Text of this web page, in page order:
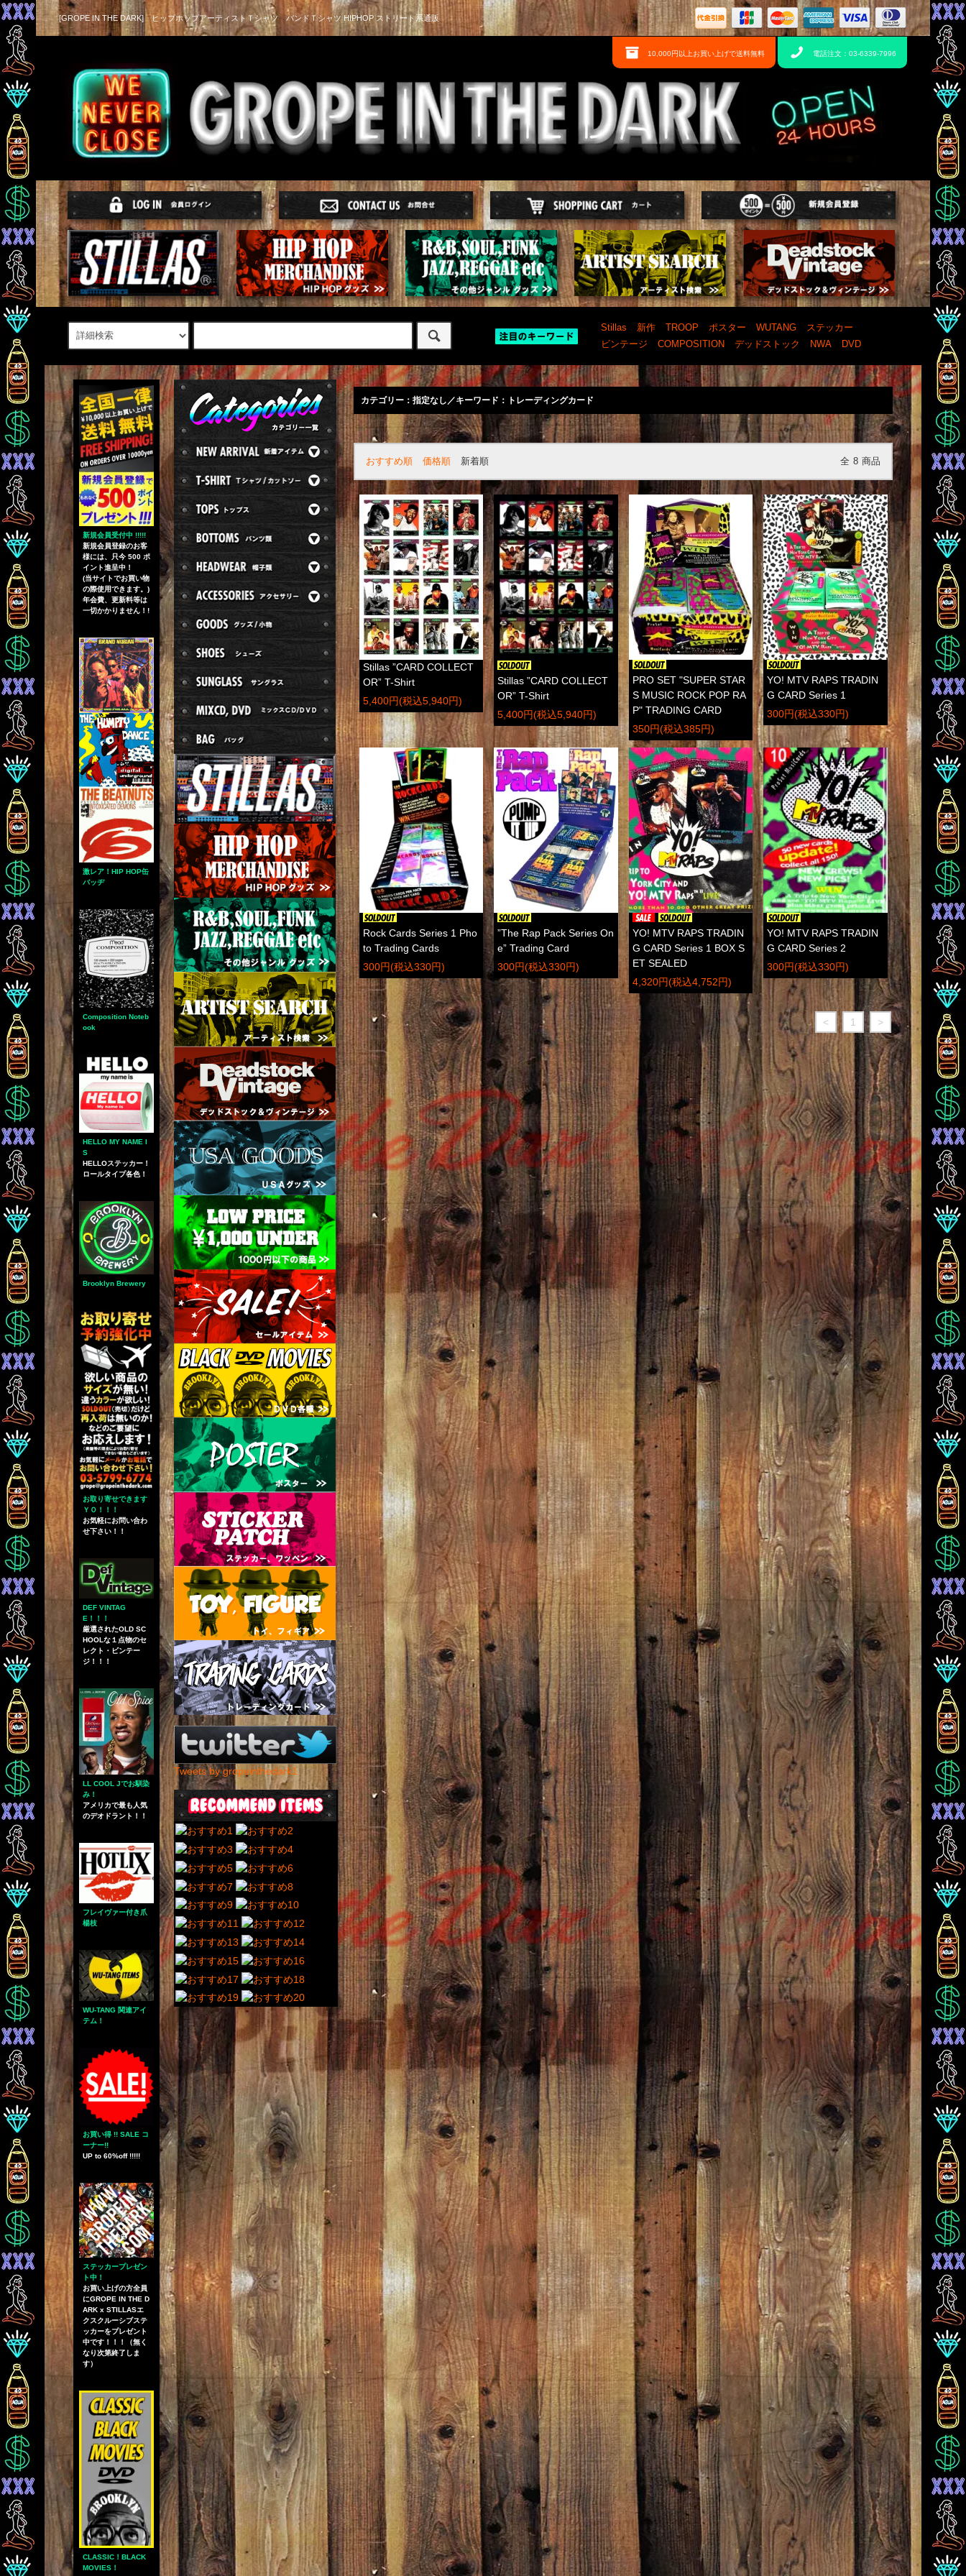
[GROPE IN THE DARK] ヒップホップアーティストＴシャツ バンドＴシャツ HIPHOP ストリート系通販
10,000円以上お買い上げで送料無料 電話注文：03-6339-7996
Stillas 新作 TROOP ポスター WUTANG
ステッカー
ビンテージ
COMPOSITION デッドストック NWA DVD
新規会員受付中 !!!!!
新規会員登録のお客
様には、只今 500 ポ
イント進呈中！
(当サイトでお買い物
の際使用できます。)
年会費、更新料等は
一切かかりません！!
激レア！HIP HOP缶
バッヂ
Composition Noteb
ook
HELLO MY NAME I
S
HELLOステッカー！
ロールタイプ各色！
Brooklyn Brewery
お取り寄せできます
ＹＯ！！！
お気軽にお問い合わ
せ下さい！！
DEF VINTAG
E！！！
厳選されたOLD SC
HOOLな１点物のセ
レクト・ビンテー
ジ！！！
LL COOL Jでお馴染
み！
アメリカで最も人気
のデオドラント！！
フレイヴァー付き爪
楊枝
WU-TANG 関連アイ
テム！
お買い得 !! SALE コ
ーナー!!
UP to 60%off !!!!!
ステッカープレゼン
ト中！
お買い上げの方全員
にGROPE IN THE D
ARK x STILLASエ
クスクルーシブステ
ッカーをプレゼント
中です！！！（無く
なり次第終了しま
す）
CLASSIC！BLACK
MOVIES！
カテゴリー：指定なし／キーワード：トレーディングカード
おすすめ順 価格順 新着順 全 8 商品
Stillas ”CARD COLLECT
OR” T-Shirt
5,400円(税込5,940円)
Stillas ”CARD COLLECT
OR” T-Shirt
5,400円(税込5,940円)
PRO SET "SUPER STAR
S MUSIC ROCK POP RA
P" TRADING CARD
350円(税込385円)
YO! MTV RAPS TRADIN
G CARD Series 1
300円(税込330円)
Rock Cards Series 1 Pho
to Trading Cards
300円(税込330円)
”The Rap Pack Series On
e” Trading Card
300円(税込330円)
YO! MTV RAPS TRADIN
G CARD Series 1 BOX S
ET SEALED
4,320円(税込4,752円)
YO! MTV RAPS TRADIN
G CARD Series 2
300円(税込330円)
< 1 >
Tweets by gropeinthedark1